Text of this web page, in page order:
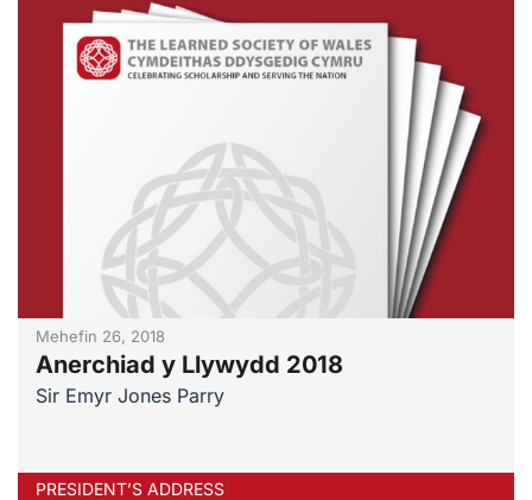
Mehefin 26, 2018
Anerchiad y Llywydd 2018
Sir Emyr Jones Parry
PRESIDENT’S ADDRESS